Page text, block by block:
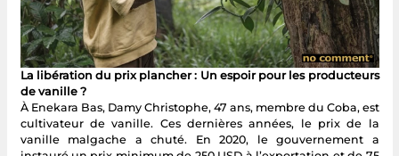
La libération du prix plancher : Un espoir pour les producteurs
de vanille ?
À Enekara Bas, Damy Christophe, 47 ans, membre du Coba, est
cultivateur de vanille. Ces dernières années, le prix de la
vanille malgache a chuté. En 2020, le gouvernement a